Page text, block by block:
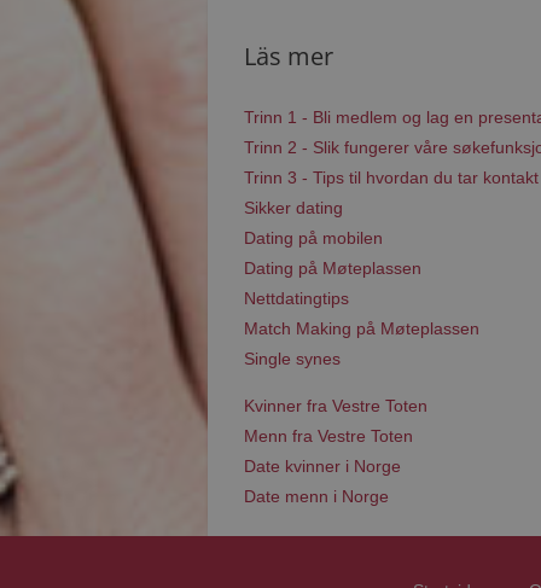
Läs mer
Trinn 1 - Bli medlem og lag en
Trinn 2 - Slik fungerer våre
Trinn 3 - Tips til hvordan du tar kontakt
Sikker dating
Dating på mobilen
Dating på Møteplassen
Nettdatingtips
Match Making på Møteplassen
Single synes
Kvinner fra Vestre Toten
Menn fra Vestre Toten
Date kvinner i Norge
Date menn i Norge